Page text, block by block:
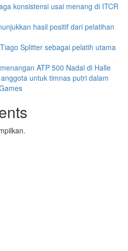
konsistensi usai menang di ITCR
hasil positif dari pelatihan
Splitter sebagai pelatih utama
ATP 500 Nadal di Halle
untuk timnas putri dalam